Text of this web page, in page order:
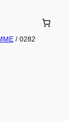
/ 0282